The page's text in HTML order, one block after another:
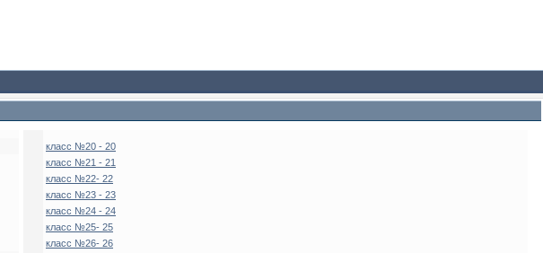
класс №20 - 20
класс №21 - 21
класс №22- 22
класс №23 - 23
класс №24 - 24
класс №25- 25
класс №26- 26